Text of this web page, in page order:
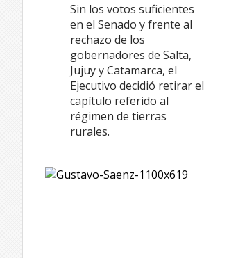
Sin los votos suficientes
en el Senado y frente al
rechazo de los
gobernadores de Salta,
Jujuy y Catamarca, el
Ejecutivo decidió retirar el
capítulo referido al
régimen de tierras
rurales.